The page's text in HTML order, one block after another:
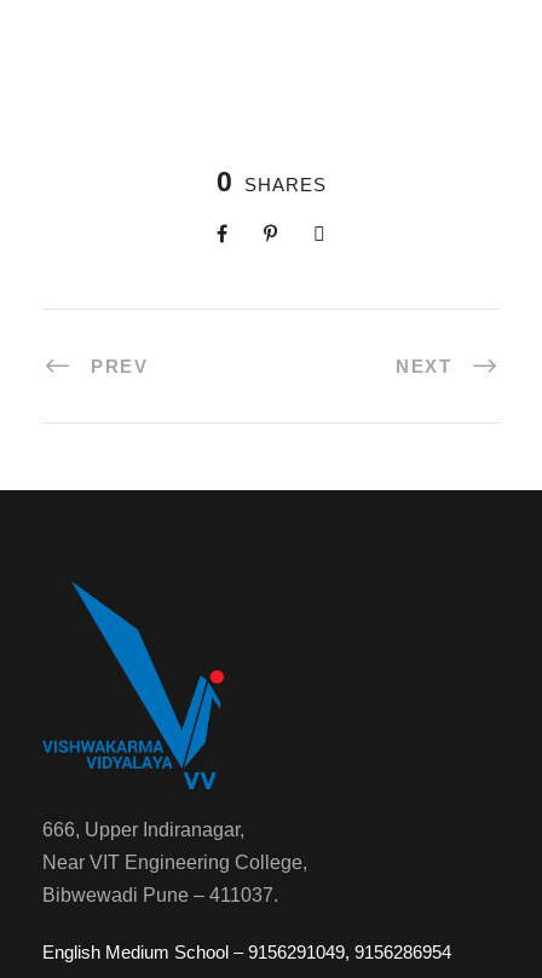
0 SHARES
PREV NEXT
666, Upper Indiranagar,
Near VIT Engineering College,
Bibwewadi Pune – 411037.
English Medium School – 9156291049, 9156286954